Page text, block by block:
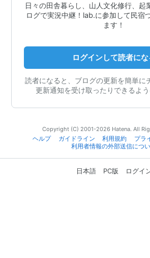
日々の田舎暮らし、山人文化修行、起
ログで実況中継！lab.に参加して民宿
ます！
ログインして読者にな
読者になると、ブログの更新を簡単に
更新通知を受け取ったりできるよう
Copyright (C) 2001-2026 Hatena. All
ヘルプ
ガイドライン 利用規約
プラ
利用者情報の外部送信につ
日本語 PC版 ログイ